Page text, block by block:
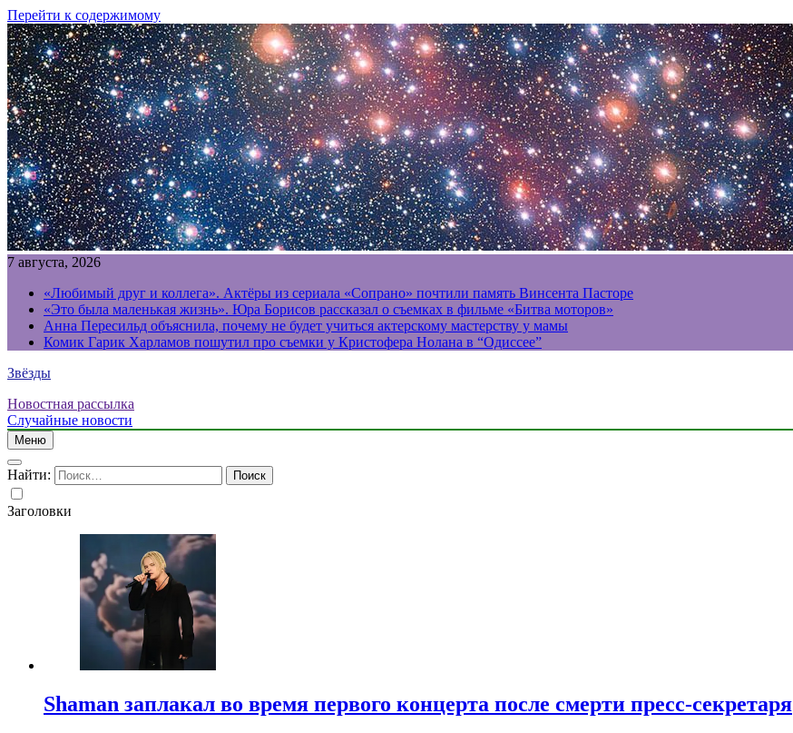
Перейти к содержимому
7 августа, 2026
«Любимый друг и коллега». Актёры из сериала «Сопрано» почтили память Винсента Пасторе
«Это была маленькая жизнь». Юра Борисов рассказал о съемках в фильме «Битва моторов»
Анна Пересильд объяснила, почему не будет учиться актерскому мастерству у мамы
Комик Гарик Харламов пошутил про съемки у Кристофера Нолана в “Одиссее”
Звёзды
Новостная рассылка
Случайные новости
Меню
Найти:
Заголовки
Shaman заплакал во время первого концерта после смерти пресс-секретаря